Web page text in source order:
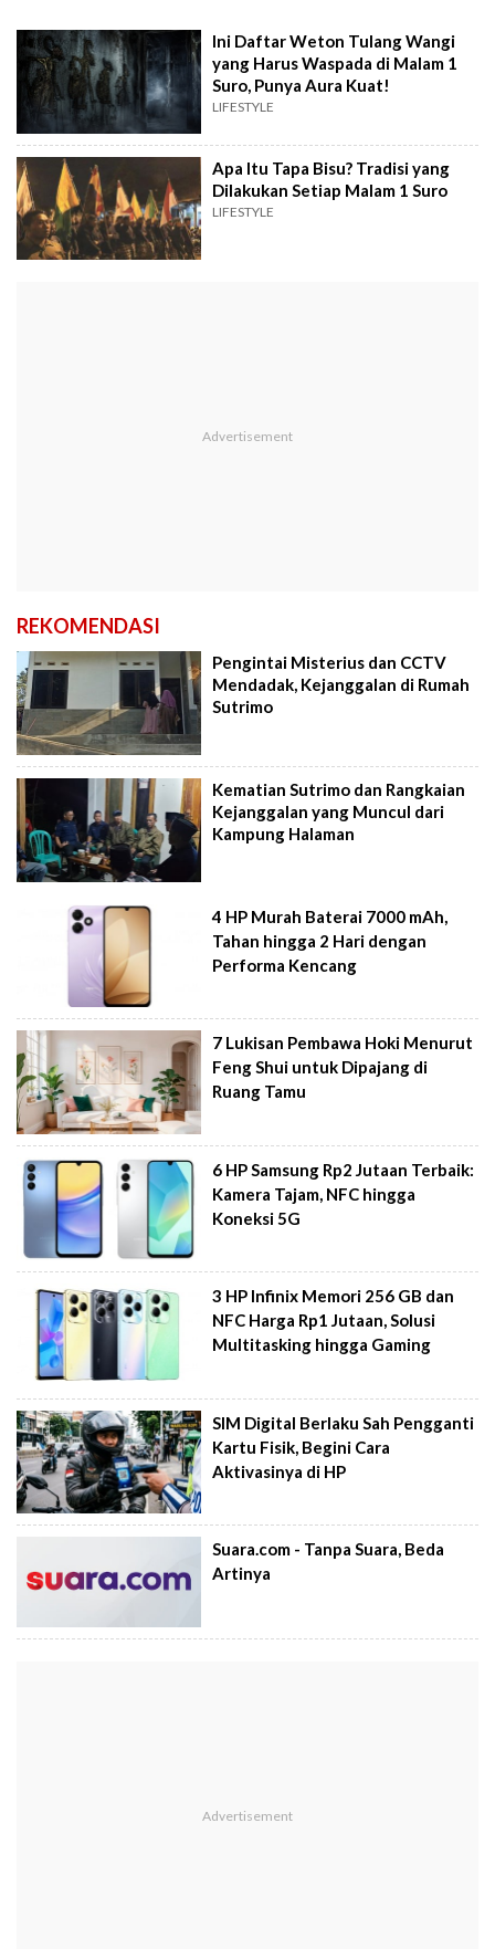
Ini Daftar Weton Tulang Wangi
yang Harus Waspada di Malam 1
Suro, Punya Aura Kuat!
LIFESTYLE
Apa Itu Tapa Bisu? Tradisi yang
Dilakukan Setiap Malam 1 Suro
LIFESTYLE
REKOMENDASI
Pengintai Misterius dan CCTV
Mendadak, Kejanggalan di Rumah
Sutrimo
Kematian Sutrimo dan Rangkaian
Kejanggalan yang Muncul dari
Kampung Halaman
4 HP Murah Baterai 7000 mAh,
Tahan hingga 2 Hari dengan
Performa Kencang
7 Lukisan Pembawa Hoki Menurut
Feng Shui untuk Dipajang di
Ruang Tamu
6 HP Samsung Rp2 Jutaan Terbaik:
Kamera Tajam, NFC hingga
Koneksi 5G
3 HP Infinix Memori 256 GB dan
NFC Harga Rp1 Jutaan, Solusi
Multitasking hingga Gaming
SIM Digital Berlaku Sah Pengganti
Kartu Fisik, Begini Cara
Aktivasinya di HP
Suara.com - Tanpa Suara, Beda
Artinya